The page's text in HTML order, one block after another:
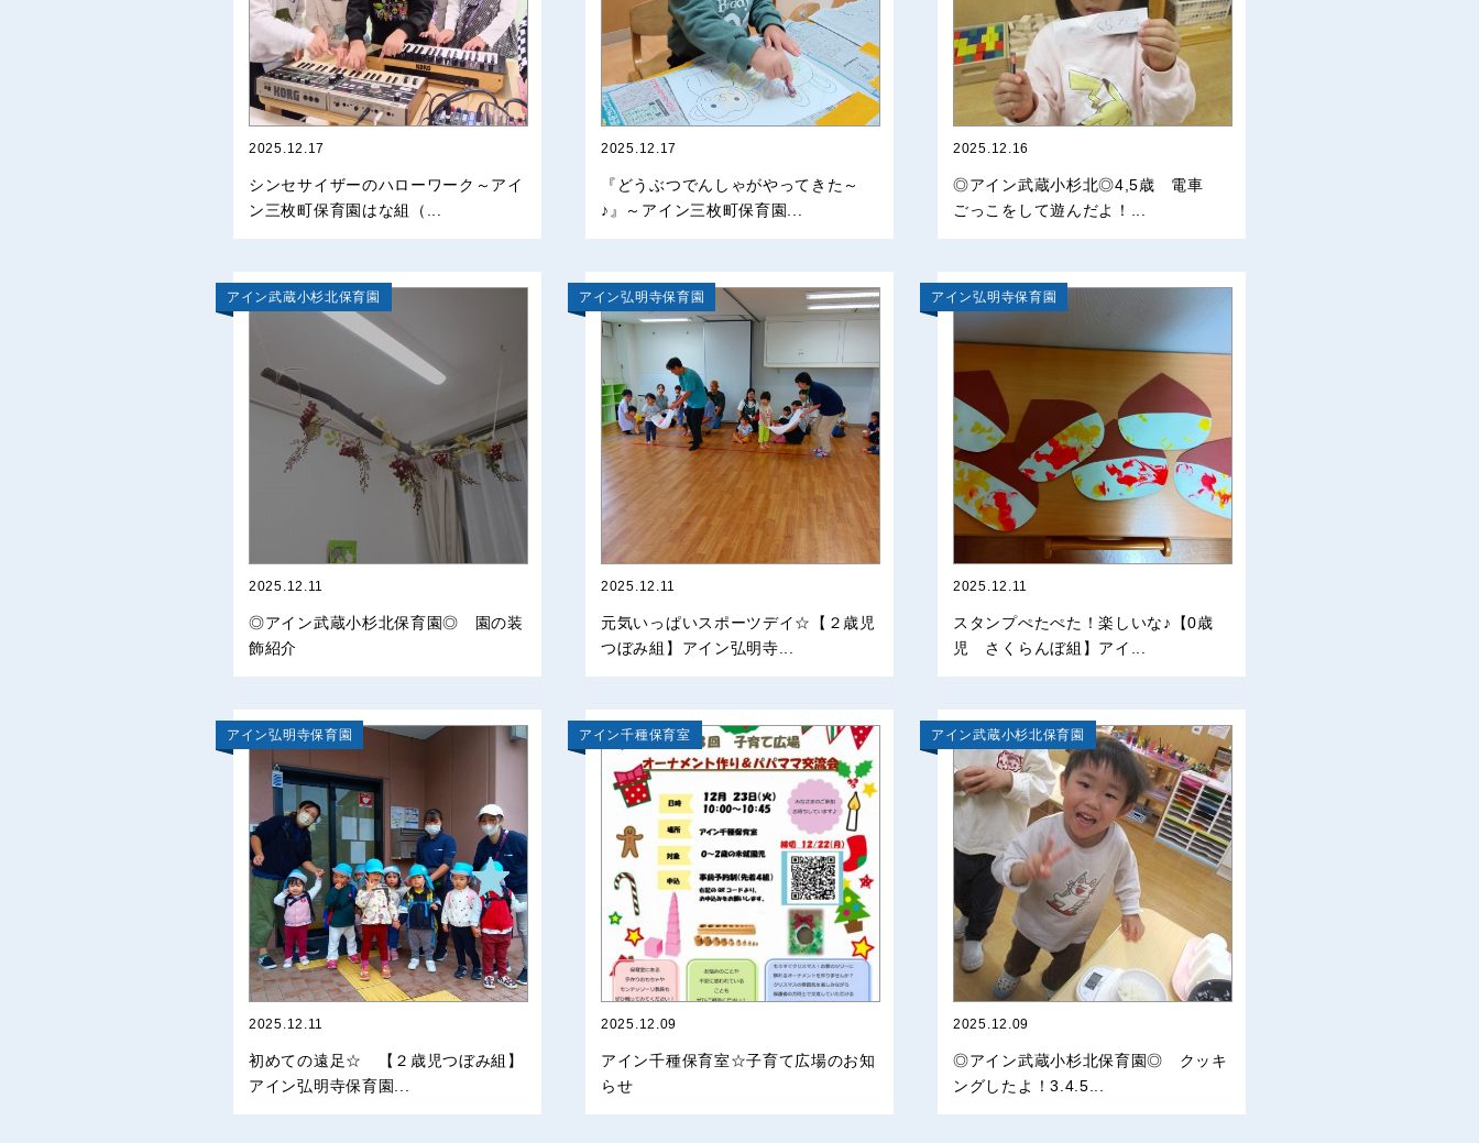
2025.12.17
シンセサイザーのハローワーク～アイ
ン三枚町保育園はな組（...
2025.12.17
『どうぶつでんしゃがやってきた～
♪』～アイン三枚町保育園...
2025.12.16
◎アイン武蔵小杉北◎4,5歳 電車
ごっこをして遊んだよ！...
アイン武蔵小杉北保育園
2025.12.11
◎アイン武蔵小杉北保育園◎ 園の装
飾紹介
アイン弘明寺保育園
2025.12.11
元気いっぱいスポーツデイ☆【２歳児
つぼみ組】アイン弘明寺...
アイン弘明寺保育園
2025.12.11
スタンプぺたぺた！楽しいな♪【0歳
児 さくらんぼ組】アイ...
アイン弘明寺保育園
2025.12.11
初めての遠足☆ 【２歳児つぼみ組】
アイン弘明寺保育園...
アイン千種保育室
2025.12.09
アイン千種保育室☆子育て広場のお知
らせ
アイン武蔵小杉北保育園
2025.12.09
◎アイン武蔵小杉北保育園◎ クッキ
ングしたよ！3.4.5...